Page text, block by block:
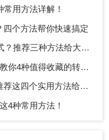
常用方法详解！
四个方法帮你快速搞定
推荐三种方法给大家！
值得收藏的转换方法!！
四个实用方法给你！
4种常用方法！